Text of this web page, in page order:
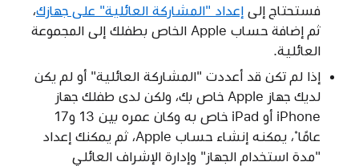
فستحتاج إلى إعداد "المشاركة العائلية" على جهازك،
ثم إضافة حساب Apple الخاص بطفلك إلى المجموعة
العائلية.
إذا لم تكن قد أعددت "المشاركة العائلية" أو لم يكن
لديك جهاز Apple خاص بك، ولكن لدى طفلك جهاز
iPhone أو iPad خاص به وكان عمره بين 13 و17
عامًا*
، يمكنه إنشاء حساب Apple، ثم يمكنك إعداد
"مدة استخدام الجهاز" وإدارة الإشراف العائلي